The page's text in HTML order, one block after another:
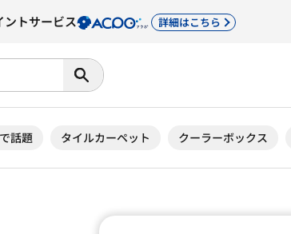
ントサービス 詳細はこちら
話題 タイルカーペット クーラーボックス